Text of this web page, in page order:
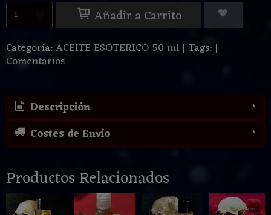
Añadir a Carrito
Categoría:ACEITE ESOTERICO 50 ml | Tags: |
Comentarios
Descripción
Costes de Envío
Productos Relacionados